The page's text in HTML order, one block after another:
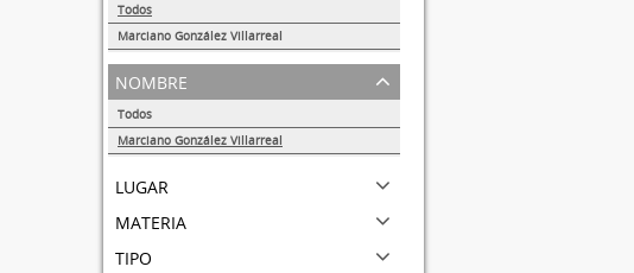
Todos
Marciano González Villarreal
1
nombre
Todos
Marciano González Villarreal
lugar
materia
tipo